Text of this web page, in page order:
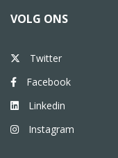
VOLG ONS
Twitter
Facebook
Linkedin
Instagram